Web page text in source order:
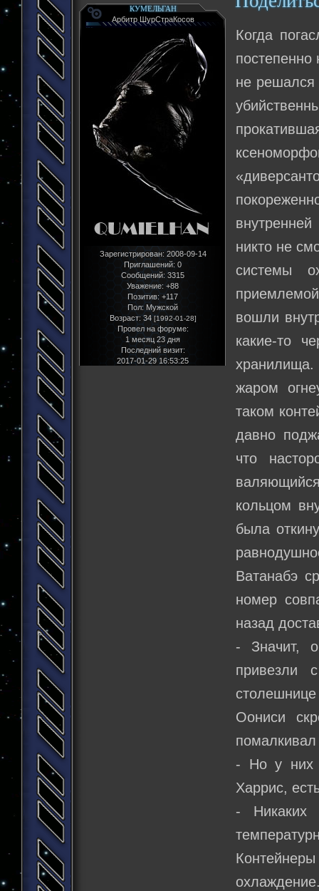
КУМЕЛЬГАН
Арбитр ШурСтраКосов
Зарегистрирован: 2008-09-14
Приглашений: 0
Сообщений: 3315
Уважение: +88
Позитив: +117
Пол: Мужской
Возраст: 34 [1992-01-28]
Провел на форуме:
1 месяц 23 дня
Последний визит:
2017-01-29 16:53:25
Когда
постепенно
не решался
никто не
системы
вошли
какие-то
хранилища.
жаром
таком
давно
что
кольцом
была
Ватанабэ
номер
назад
- Значит,
привезли
Оониси
- Но у них
Харрис,
- Никаких